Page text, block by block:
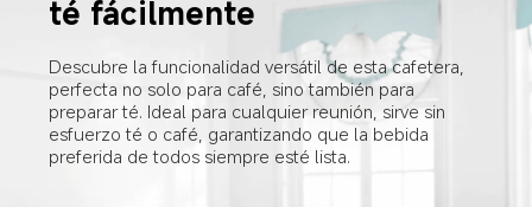
té fácilmente
Descubre la funcionalidad versátil de esta cafetera,
perfecta no solo para café, sino también para
preparar té. Ideal para cualquier reunión, sirve sin
esfuerzo té o café, garantizando que la bebida
preferida de todos siempre esté lista.